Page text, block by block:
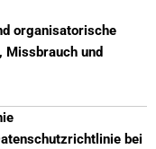
organisatorische
Missbrauch und
bei